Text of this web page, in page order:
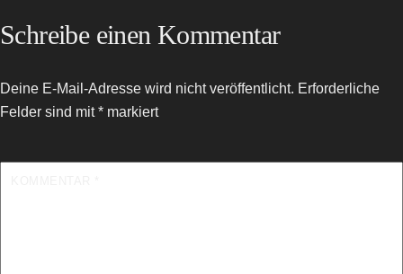
Schreibe einen Kommentar
Deine E-Mail-Adresse wird nicht veröffentlicht. Erforderliche
Felder sind mit* markiert